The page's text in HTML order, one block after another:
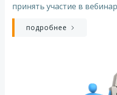
принять участие в
подробнее